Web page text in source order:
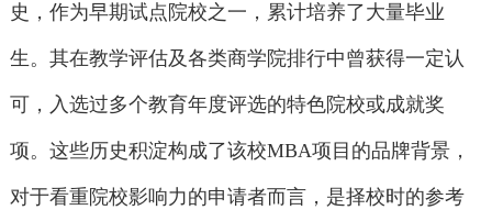
史，作为早期试点院校之一，累计培养了大量毕业
生。其在教学评估及各类商学院排行中曾获得一定认
可，入选过多个教育年度评选的特色院校或成就奖
项。这些历史积淀构成了该校MBA项目的品牌背景，
对于看重院校影响力的申请者而言，是择校时的参考